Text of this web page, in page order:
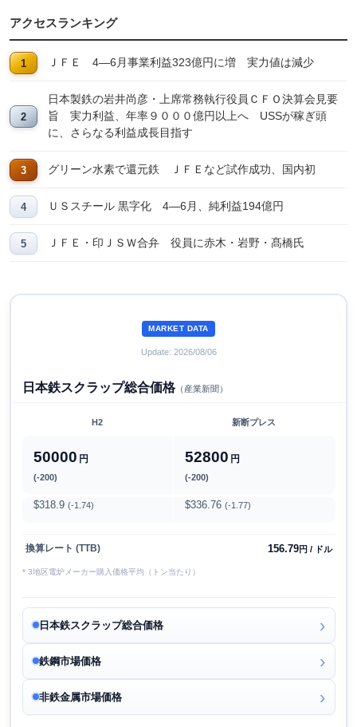
アクセスランキング
ＪＦＥ 4―6月事業利益323億円に増 実力値は減少
日本製鉄の岩井尚彦・上席常務執行役員ＣＦＯ決算会見要
旨 実力利益、年率９０００億円以上へ USSが稼ぎ頭
に、さらなる利益成長目指す
グリーン水素で還元鉄 ＪＦＥなど試作成功、国内初
ＵＳスチール 黒字化 4―6月、純利益194億円
ＪＦＥ・印ＪＳＷ合弁 役員に赤木・岩野・髙橋氏
MARKET DATA
Update: 2026/08/06
日本鉄スクラップ総合価格（産業新聞）
H2 新断プレス
50000 円
(-200)
52800 円
(-200)
$318.9 (-1.74) $336.76 (-1.77)
換算レート (TTB) 156.79円 / ドル
* 3地区電炉メーカー購入価格平均（トン当たり）
日本鉄スクラップ総合価格
鉄鋼市場価格
非鉄金属市場価格